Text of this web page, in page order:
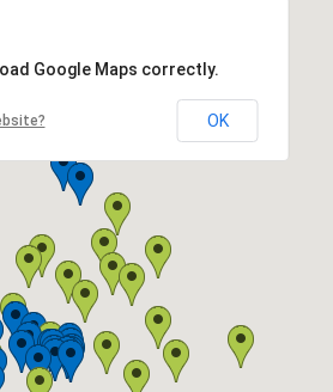
Google Maps correctly.
OK